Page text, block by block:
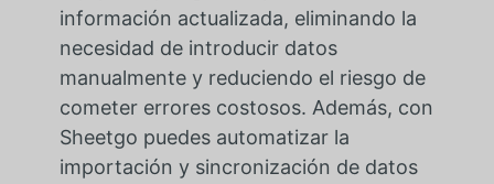
información actualizada, eliminando la
necesidad de introducir datos
manualmente y reduciendo el riesgo de
cometer errores costosos. Además, con
Sheetgo puedes automatizar la
importación y sincronización de datos